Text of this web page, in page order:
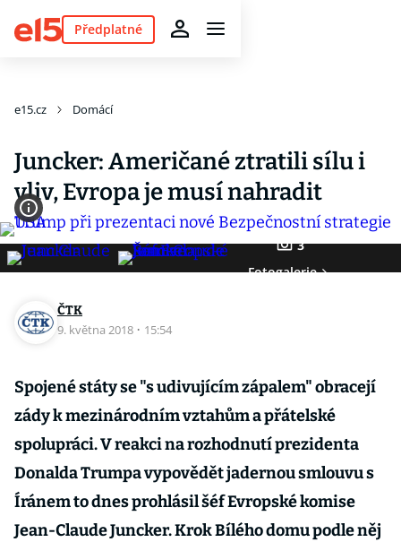
Předplatné
e15.cz Domácí
Juncker: Američané ztratili sílu i
vliv, Evropa je musí nahradit
3
Fotogalerie
ČTK
9. května 2018 · 15:54
Spojené státy se "s udivujícím zápalem" obracejí
zády k mezinárodním vztahům a přátelské
spolupráci. V reakci na rozhodnutí prezidenta
Donalda Trumpa vypovědět jadernou smlouvu s
Íránem to dnes prohlásil šéf Evropské komise
Jean-Claude Juncker. Krok Bílého domu podle něj